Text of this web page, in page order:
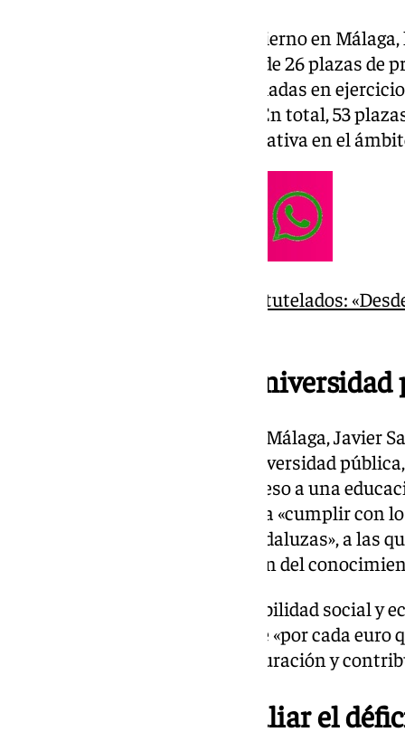
Según la Subdelegación del Gobierno en
corriente asociado al aumento de 26 plazas
de 21 de segundo curso ya ampliadas en
nuevas plazas en tercer curso. En total, 53
seguir reforzando la oferta educativa en el
La UMA acoge a jóvenes extutelados:
Una apuesta por la
El subdelegado del Gobierno en Málaga, Javier
es «una clara apuesta por la universidad
que la mayoría social tenga acceso a una
la administración autonómica a «cumplir con
a las universidades públicas andaluzas», a las
motor de desarrollo y generación del
Salas subrayó también la rentabilidad social y
superior pública, señalando que «por cada
públicas, generan cinco en facturación y
Málaga, clave para paliar el